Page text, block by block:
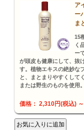
ア
ー
ま
15
く
ー
が頭皮も健康にして、抜
す。植物エキスの絶妙な
と、まとまりやすくして
または野生のものを使用。
価格： 2,310円(税込) ～